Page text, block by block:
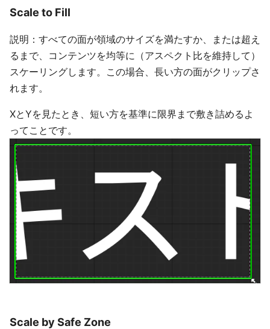
Scale to Fill
説明：すべての面が領域のサイズを満たすか、または超え
るまで、コンテンツを均等に（アスペクト比を維持して）
スケーリングします。この場合、長い方の面がクリップさ
れます。
XとYを見たとき、短い方を基準に限界まで敷き詰めるよ
ってことです。
Scale by Safe Zone